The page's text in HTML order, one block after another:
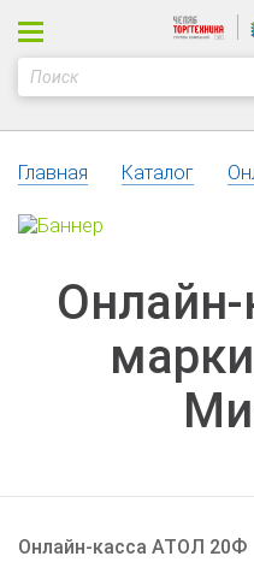
Главная Каталог
Онлайн-касса АТОЛ 20Ф